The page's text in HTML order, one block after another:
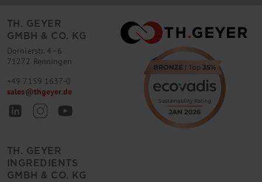
TH. GEYER
GMBH & CO. KG
Dornierstr. 4–6
71272 Renningen
+49 7159 1637-0
sales@thgeyer.de
TH. GEYER
INGREDIENTS
GMBH & CO. KG